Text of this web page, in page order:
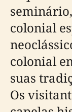
colonial
colonial
suas
Os